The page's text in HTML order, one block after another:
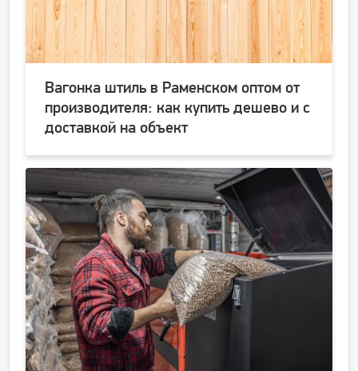
Вагонка штиль в Раменском оптом от
производителя: как купить дешево и с
доставкой на объект